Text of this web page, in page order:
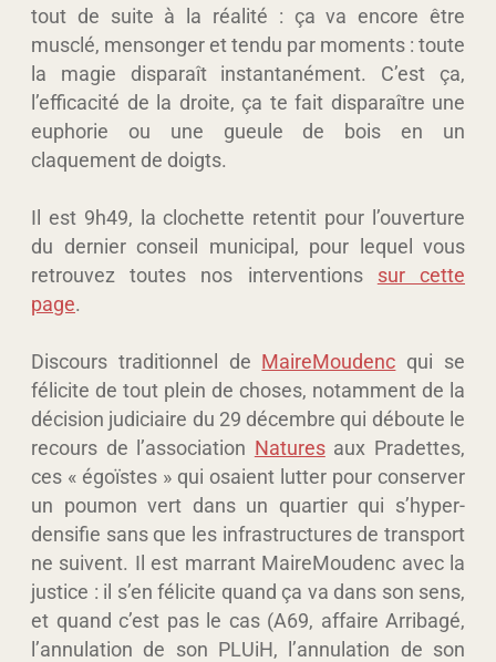
tout de suite à la réalité : ça va encore être
musclé, mensonger et tendu par moments : toute
la magie disparaît instantanément. C’est ça,
l’efficacité de la droite, ça te fait disparaître une
euphorie ou une gueule de bois en un
claquement de doigts.
Il est 9h49, la clochette retentit pour l’ouverture
du dernier conseil municipal, pour lequel vous
retrouvez toutes nos interventions sur cette
page.
Discours traditionnel de MaireMoudenc qui se
félicite de tout plein de choses, notamment de la
décision judiciaire du 29 décembre qui déboute le
recours de l’association Naturesaux Pradettes,
ces « égoïstes » qui osaient lutter pour conserver
un poumon vert dans un quartier qui s’hyper-
densifie sans que les infrastructures de transport
ne suivent. Il est marrant MaireMoudenc avec la
justice : il s’en félicite quand ça va dans son sens,
et quand c’est pas le cas (A69, affaire Arribagé,
l’annulation de son PLUiH, l’annulation de son